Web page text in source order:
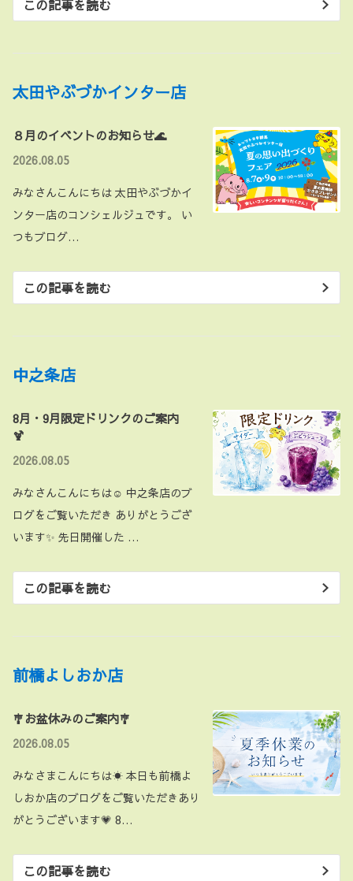
この記事を読む
太田やぶづかインター店
８月のイベントのお知らせ🌊
2026.08.05
みなさんこんにちは 太田やぶづかイ
ンター店のコンシェルジュです。 い
つもブログ…
この記事を読む
中之条店
8月・9月限定ドリンクのご案内
🍹
2026.08.05
みなさんこんにちは☺ 中之条店のブ
ログをご覧いただき ありがとうござ
います✨ 先日開催した …
この記事を読む
前橋よしおか店
🎐お盆休みのご案内🎐
2026.08.05
みなさまこんにちは☀ 本日も前橋よ
しおか店のブログをご覧いただきあり
がとうございます💗 8…
この記事を読む